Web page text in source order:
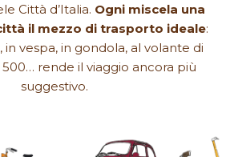
Città d’Italia. Ogni miscela una
il mezzo di trasporto ideale:
in vespa, in gondola, al volante di
500… rende il viaggio ancora più
suggestivo.